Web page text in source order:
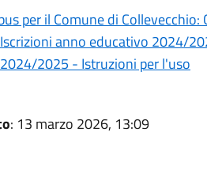
per il Comune di Collevecchio:
anno educativo 2024/
2025 - Istruzioni per l'uso
: 13 marzo 2026, 13:09